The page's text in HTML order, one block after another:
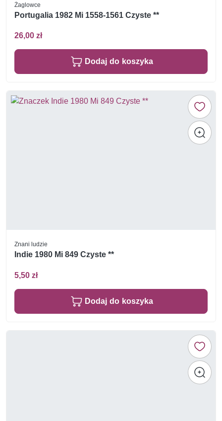
Żaglowce
Portugalia 1982 Mi 1558-1561 Czyste **
26,00 zł
Dodaj do koszyka
Znani ludzie
Indie 1980 Mi 849 Czyste **
5,50 zł
Dodaj do koszyka